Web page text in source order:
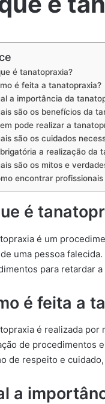
é tanatopraxia?
é feita a tanatopraxia?
a importância da
são os benefícios da
pode realizar a
são os cuidados
a realização da
são os mitos e
encontrar
é
é um
uma pessoa
para retardar
é feita a
é realizada
de procedimentos
de respeito e
a